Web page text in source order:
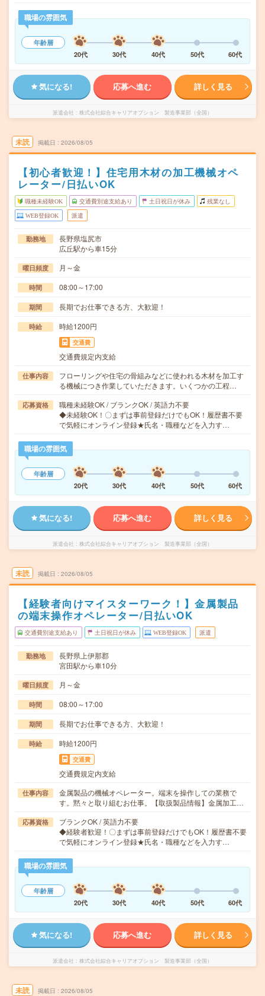
職場の雰囲気
年齢層
20代
30代 40代 50代 60代
気になる! 応募へ進む 詳しく見る
派遣会社 株式会社綜合キャリアオプション 製造事業部（全国）
未読 掲載日 2026/08/05
【初心者歓迎！】住宅用木材の加工機械オペ
レーター/日払いOK
職種未経験OK 交通費別途支給あり 土日祝日が休み 残業なし
WEB登録OK 派遣
勤務地
長野県塩尻市
広丘駅から車15分
曜日頻度 月～金
時間 08:00～17:00
期間 長期でお仕事できる方、大歓迎！
時給 時給1200円
交通費
交通費規定内支給
仕事内容
フローリングや住宅の骨組みなどに使われる木材を加工す
る機械につき作業していただきます。いくつかの工程…
応募資格
職種未経験OK / ブランクOK / 英語力不要
◆未経験OK！〇まずは事前登録だけでもOK！履歴書不要
で気軽にオンライン登録★氏名・職種などを入力す…
職場の雰囲気
年齢層
20代
30代 40代 50代 60代
気になる! 応募へ進む 詳しく見る
派遣会社 株式会社綜合キャリアオプション 製造事業部（全国）
未読 掲載日 2026/08/05
【経験者向けマイスターワーク！】金属製品
の端末操作オペレーター/日払いOK
交通費別途支給あり 土日祝日が休み WEB登録OK 派遣
勤務地
長野県上伊那郡
宮田駅から車10分
曜日頻度 月～金
時間 08:00～17:00
期間 長期でお仕事できる方、大歓迎！
時給 時給1200円
交通費
交通費規定内支給
仕事内容
金属製品の機械オペレーター。端末を操作しての業務で
す。黙々と取り組むお仕事。【取扱製品情報】金属加工…
応募資格
ブランクOK / 英語力不要
◆経験者歓迎！〇まずは事前登録だけでもOK！履歴書不要
で気軽にオンライン登録★氏名・職種などを入力す…
職場の雰囲気
年齢層
20代
30代 40代 50代 60代
気になる! 応募へ進む 詳しく見る
派遣会社 株式会社綜合キャリアオプション 製造事業部（全国）
未読 掲載日 2026/08/05